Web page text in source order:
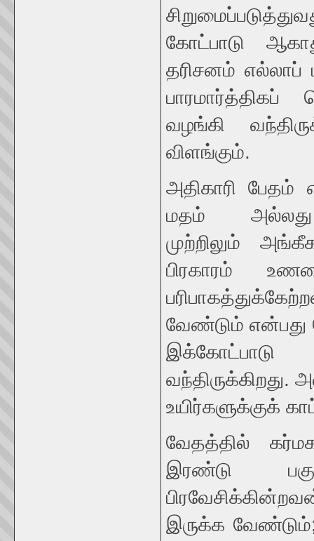
கோட்பாடு
தரிசனம் எல்லாப்
பாரமார்த்திகப்
வழங்கி
விளங்கும்.
அதிகாரி
மதம்
முற்றிலும்
பிரகாரம்
வேண்டும்
இக்கோட்பாடு
உயிர்களுக்குக்
வேதத்தில்
இரண்டு
இருக்க